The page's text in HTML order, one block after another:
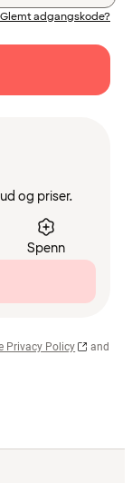
Glemt adgangskode?
og priser.
Spenn
Privacy Policy
and